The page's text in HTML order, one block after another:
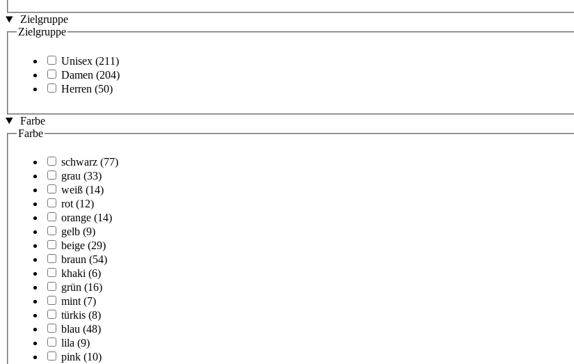
Zielgruppe
Zielgruppe
Unisex (211)
Damen (204)
Herren (50)
Farbe
Farbe
schwarz (77)
grau (33)
weiß (14)
rot (12)
orange (14)
gelb (9)
beige (29)
braun (54)
khaki (6)
grün (16)
mint (7)
türkis (8)
blau (48)
lila (9)
pink (10)